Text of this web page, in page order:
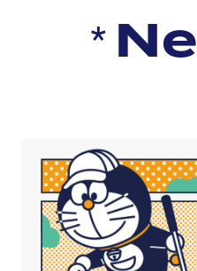
Ne